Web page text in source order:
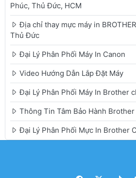
Phúc, Thủ Đức, HCM
Địa chỉ thay mực máy in
Thủ Đức
Đại Lý Phân Phối Máy In Canon
Video Hướng Dẫn Lắp Đặt Máy
Đại Lý Phân Phối Máy In Brother
Thông Tin Tâm Bảo Hành
Đại Lý Phân Phối Mực In Brother